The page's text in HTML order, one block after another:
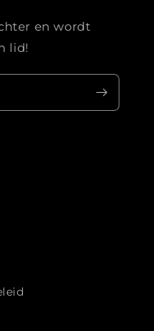
en wordt
lid!